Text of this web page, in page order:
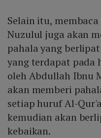
Selain itu,
Nuzulul juga akan
pahala yang
yang terdapat pada
oleh Abdullah Ibnu
akan memberi
setiap huruf Al-
kemudian akan
kebaikan.